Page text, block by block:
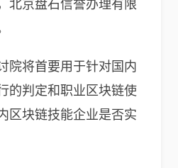
北京盘石信誉办理有限
院将首要用于针对国内
的判定和职业区块链使
区块链技能企业是否实